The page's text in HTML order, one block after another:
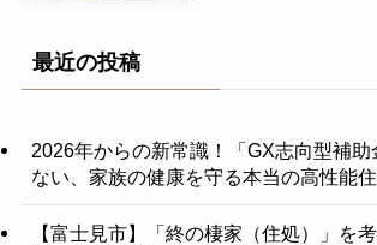
最近の投稿
2026年からの新常識！「GX志向型補
ない、家族の健康を守る本当の高性能
【富士見市】「終の棲家（住処）」を